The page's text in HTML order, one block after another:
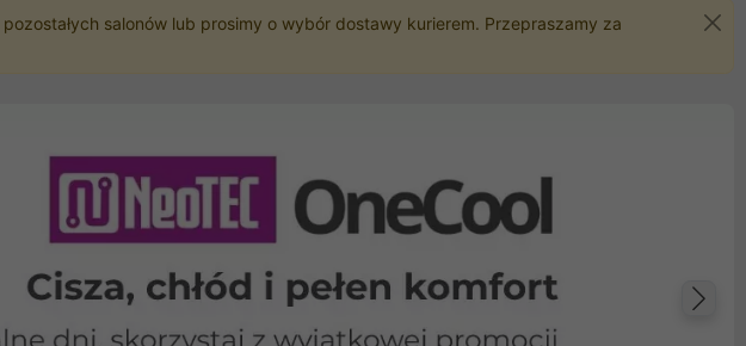
salonów lub prosimy o wybór dostawy kurierem. Przepraszamy za